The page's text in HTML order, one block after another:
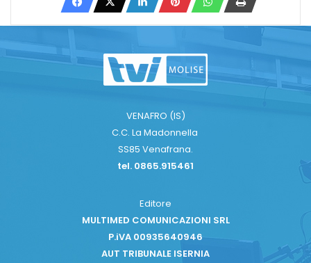
VENAFRO (IS)
C.C. La Madonnella
SS85 Venafrana.
tel. 0865.915461
Editore
MULTIMED COMUNICAZIONI SRL
P.iVA 00935640946
AUT TRIBUNALE ISERNIA